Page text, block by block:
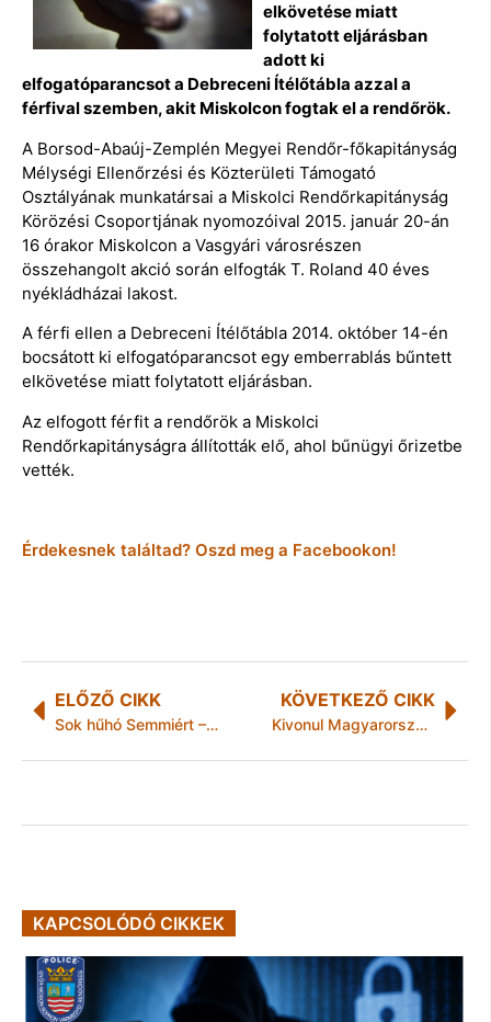
elkövetése miatt
folytatott eljárásban
adott ki
elfogatóparancsot a Debreceni Ítélőtábla azzal a
férfival szemben, akit Miskolcon fogtak el a rendőrök.
A Borsod-Abaúj-Zemplén Megyei Rendőr-főkapitányság
Mélységi Ellenőrzési és Közterületi Támogató
Osztályának munkatársai a Miskolci Rendőrkapitányság
Körözési Csoportjának nyomozóival 2015. január 20-án
16 órakor Miskolcon a Vasgyári városrészen
összehangolt akció során elfogták T. Roland 40 éves
nyékládházai lakost.
A férfi ellen a Debreceni Ítélőtábla 2014. október 14-én
bocsátott ki elfogatóparancsot egy emberrablás bűntett
elkövetése miatt folytatott eljárásban.
Az elfogott férfit a rendőrök a Miskolci
Rendőrkapitányságra állították elő, ahol bűnügyi őrizetbe
vették.
Érdekesnek találtad? Oszd meg a Facebookon!
ELŐZŐ CIKK
Sok hűhó Semmiért – Miskolci Nemzeti Színház
KÖVETKEZŐ CIKK
Kivonul Magyarországról a Baumax
KAPCSOLÓDÓ CIKKEK